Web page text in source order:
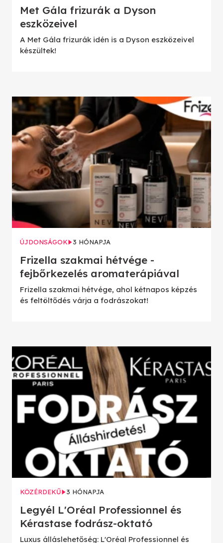
Met Gála frizurák a Dyson
eszközeivel
A Met Gála frizurák idén is a Dyson eszközeivel
készültek!
ÚJDONSÁGOK 3 HÓNAPJA
Frizella szakmai hétvége -
fejbőrkezelés aromaterápiával
Frizella szakmai hétvége, ahol kétnapos képzés
és feltöltődés várja a fodrászokat!
KÖZÉRDEKŰ 3 HÓNAPJA
Legyél L'Oréal Professionnel és
Kérastase fodrász-oktató
Luxus álláslehetőség: L'Oréal Professionnel és